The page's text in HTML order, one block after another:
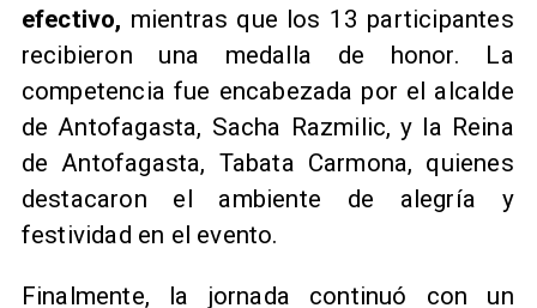
efectivo, mientras que los 13 participantes
recibieron una medalla de honor. La
competencia fue encabezada por el alcalde
de Antofagasta, Sacha Razmilic, y la Reina
de Antofagasta, Tabata Carmona, quienes
destacaron el ambiente de alegría y
festividad en el evento.
Finalmente, la jornada continuó con un